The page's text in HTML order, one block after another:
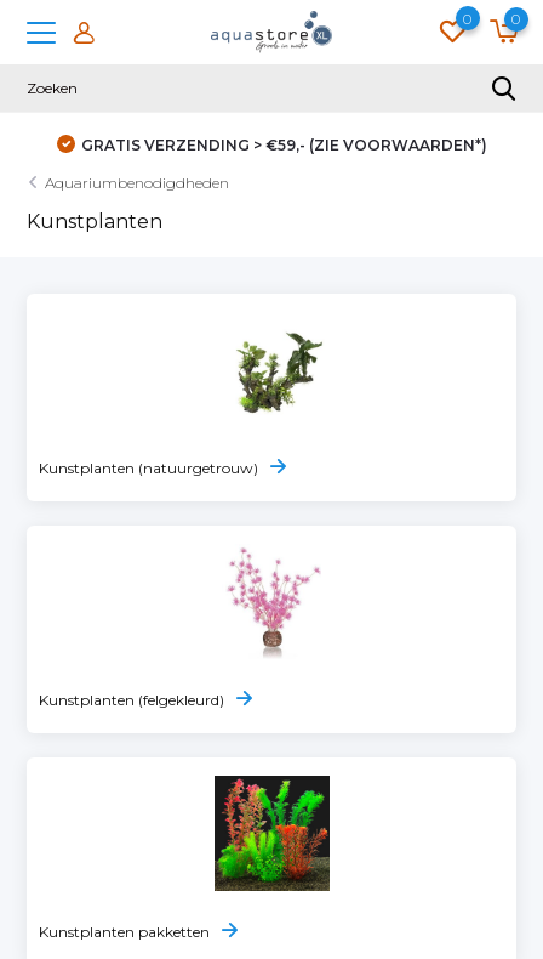
0 0
GRATIS VERZENDING > €59,- (ZIE VOORWAARDEN*)
Aquariumbenodigdheden
Kunstplanten
Kunstplanten (natuurgetrouw)
Kunstplanten (felgekleurd)
Kunstplanten pakketten